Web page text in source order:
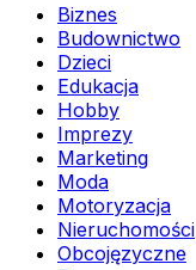
Biznes
Budownictwo
Dzieci
Edukacja
Hobby
Imprezy
Marketing
Moda
Motoryzacja
Nieruchomości
Obcojęzyczne